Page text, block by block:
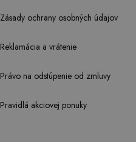
Zásady ochrany osobných údajov
Reklamácia a vrátenie
Právo na odstúpenie od zmluvy
Pravidlá akciovej ponuky